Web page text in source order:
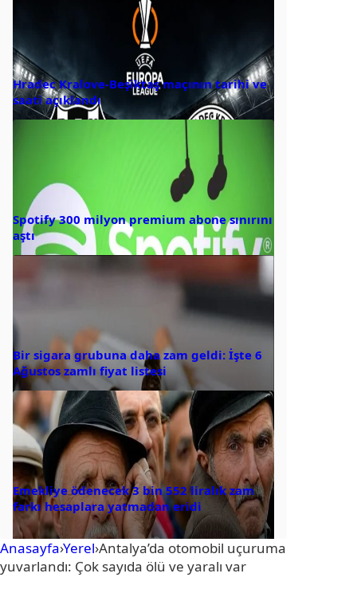
Hradec Kralove-Beşiktaş maçının tarihi ve
saati açıklandı
Spotify 300 milyon premium abone sınırını
aştı
Bir sigara grubuna daha zam geldi: İşte 6
Ağustos zamlı fiyat listesi
Emekliye ödenecek 3 bin 552 liralık zam
farkı hesaplara yatmadan eridi
Anasayfa›Yerel›Antalya’da otomobil uçuruma
yuvarlandı: Çok sayıda ölü ve yaralı var